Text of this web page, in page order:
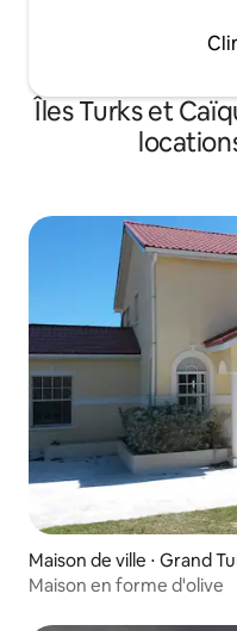
Îles Turks et
Maison de ville ⋅ Grand
Maison en forme d'olive